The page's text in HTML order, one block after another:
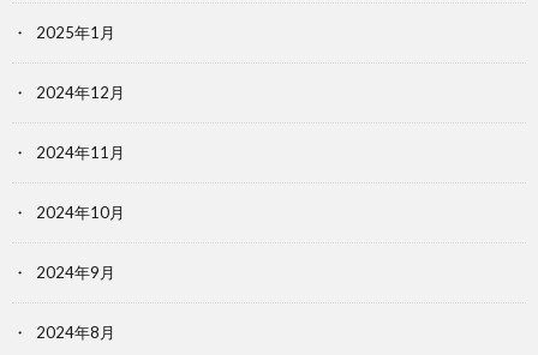
2025年1月
2024年12月
2024年11月
2024年10月
2024年9月
2024年8月